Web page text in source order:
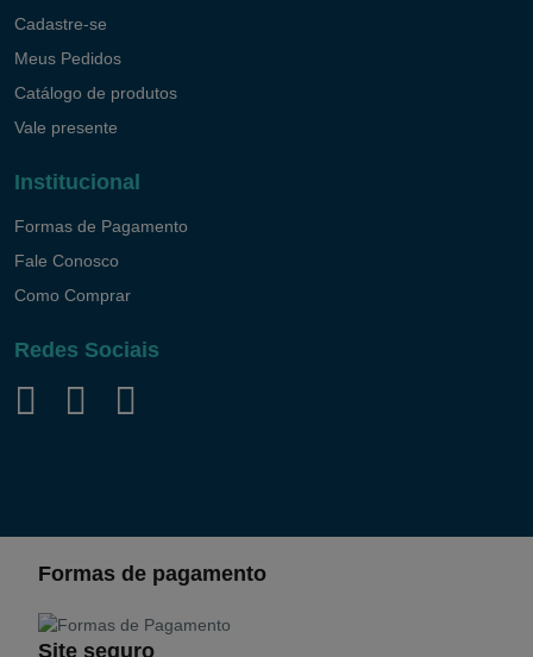
Cadastre-se
Meus Pedidos
Catálogo de produtos
Vale presente
Institucional
Formas de Pagamento
Fale Conosco
Como Comprar
Redes Sociais
Formas de pagamento
Site seguro